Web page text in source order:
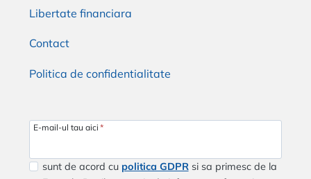
Libertate financiara
Contact
Politica de confidentialitate
E-mail-ul tau aici *
sunt de acord cu politica GDPRsi sa primesc de la